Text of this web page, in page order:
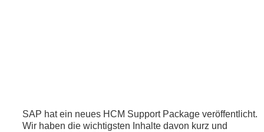
SAP hat ein neues HCM Support Package veröffentlicht.
Wir haben die wichtigsten Inhalte davon kurz und